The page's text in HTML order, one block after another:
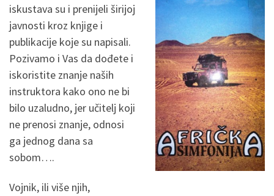
iskustava su i prenijeli širijoj
javnosti kroz knjige i
publikacije koje su napisali.
Pozivamo i Vas da dođete i
iskoristite znanje naših
instruktora kako ono ne bi
bilo uzaludno, jer učitelj koji
ne prenosi znanje, odnosi
ga jednog dana sa
sobom….
Vojnik, ili više njih,